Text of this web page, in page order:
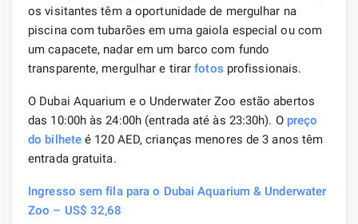
os visitantes têm a oportunidade de mergulhar na
piscina com tubarões em uma gaiola especial ou com
um capacete, nadar em um barco com fundo
transparente, mergulhar e tirarfotos profissionais.
O Dubai Aquarium e o Underwater Zoo estão abertos
das 10:00h às 24:00h (entrada até às 23:30h). O preço
do bilhete é 120 AED, crianças menores de 3 anos têm
entrada gratuita.
Ingresso sem fila para o Dubai Aquarium & Underwater
Zoo – US$ 32,68